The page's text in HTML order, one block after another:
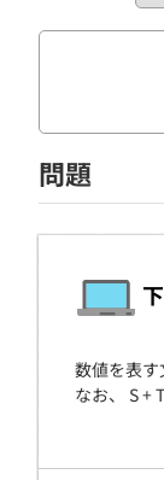
問題
数値を表す
なお、 S +